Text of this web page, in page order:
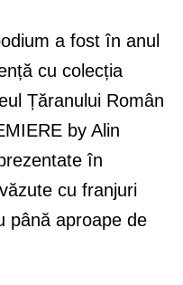
a fost în anul
cu colecția
Țăranului Român
by Alin
în
cu franjuri
până aproape de